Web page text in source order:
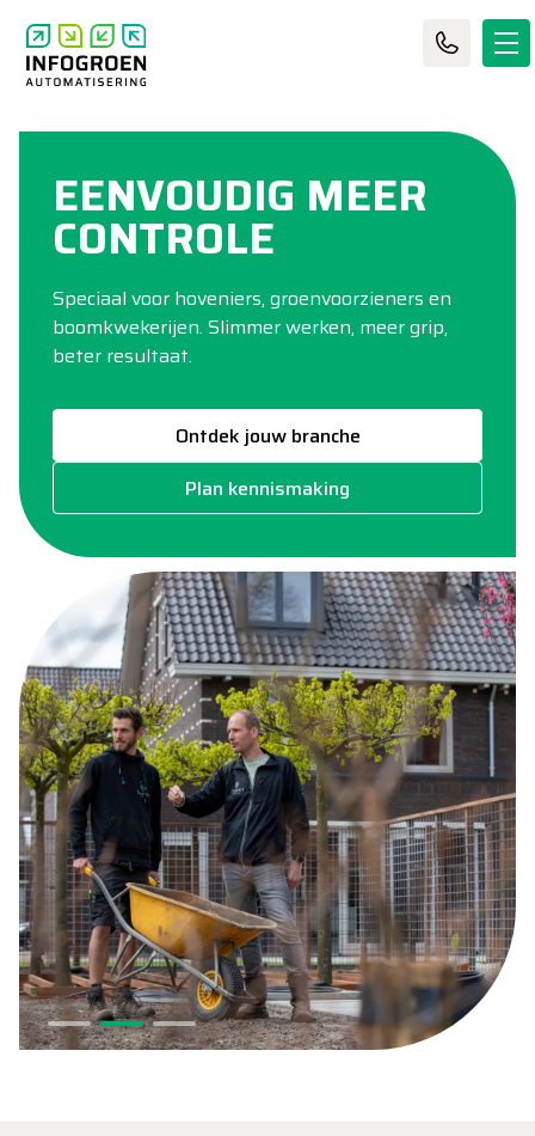
EENVOUDIG MEER
CONTROLE
Speciaal voor hoveniers, groenvoorzieners en
boomkwekerijen. Slimmer werken, meer grip,
beter resultaat.
Ontdek jouw branche
Plan kennismaking